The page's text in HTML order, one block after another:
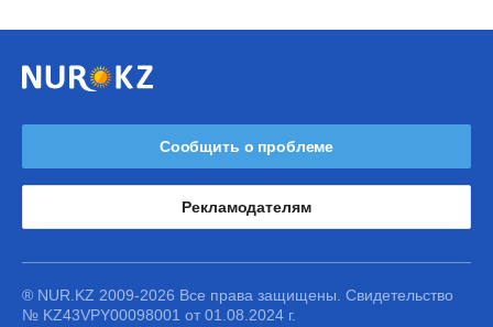
Сообщить о проблеме
Рекламодателям
® NUR.KZ 2009-2026 Все права защищены. Свидетельство
№ KZ43VPY00098001 от 01.08.2024 г.